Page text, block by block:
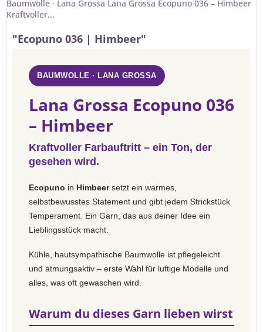
Baumwolle · Lana Grossa Lana Grossa Ecopuno 036 – Himbeer
Kraftvoller...
"Ecopuno 036 | Himbeer"
BAUMWOLLE · LANA GROSSA
Lana Grossa Ecopuno 036
– Himbeer
Kraftvoller Farbauftritt – ein Ton, der
gesehen wird.
Ecopuno in Himbeersetzt ein warmes,
selbstbewusstes Statement und gibt jedem Strickstück
Temperament. Ein Garn, das aus deiner Idee ein
Lieblingsstück macht.
Kühle, hautsympathische Baumwolle ist pflegeleicht
und atmungsaktiv – erste Wahl für luftige Modelle und
alles, was oft gewaschen wird.
Warum du dieses Garn lieben wirst